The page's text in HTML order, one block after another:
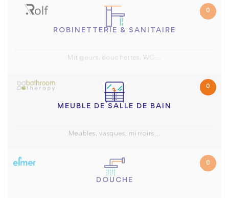
0
ROBINETTERIE & SANITAIRE
Mitigeurs, douchettes, WC...
0
MEUBLE DE SALLE DE BAIN
Meubles, vasques, mirroirs...
0
DOUCHE